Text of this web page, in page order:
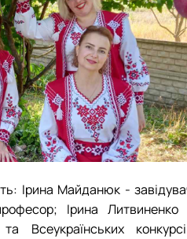
флористика"
ансамбль "Дивосвіт"
"Вовняні мрії"
Ірина Майданюк -
Ірина
Всеукраїнських